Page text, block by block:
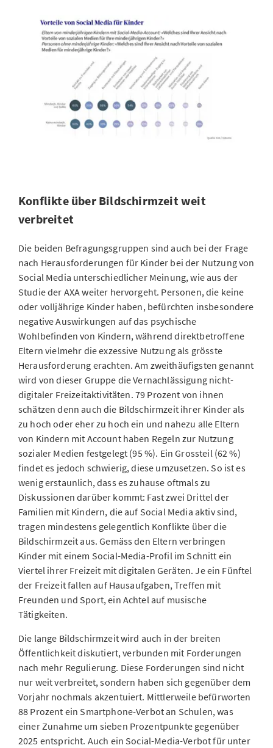
Konflikte über Bildschirmzeit weit
verbreitet
Die beiden Befragungsgruppen sind auch bei der Frage
nach Herausforderungen für Kinder bei der Nutzung von
Social Media unterschiedlicher Meinung, wie aus der
Studie der AXA weiter hervorgeht. Personen, die keine
oder volljährige Kinder haben, befürchten insbesondere
negative Auswirkungen auf das psychische
Wohlbefinden von Kindern, während direktbetroffene
Eltern vielmehr die exzessive Nutzung als grösste
Herausforderung erachten. Am zweithäufigsten genannt
wird von dieser Gruppe die Vernachlässigung nicht-
digitaler Freizeitaktivitäten. 79 Prozent von ihnen
schätzen denn auch die Bildschirmzeit ihrer Kinder als
zu hoch oder eher zu hoch ein und nahezu alle Eltern
von Kindern mit Account haben Regeln zur Nutzung
sozialer Medien festgelegt (95 %). Ein Grossteil (62 %)
findet es jedoch schwierig, diese umzusetzen. So ist es
wenig erstaunlich, dass es zuhause oftmals zu
Diskussionen darüber kommt: Fast zwei Drittel der
Familien mit Kindern, die auf Social Media aktiv sind,
tragen mindestens gelegentlich Konflikte über die
Bildschirmzeit aus. Gemäss den Eltern verbringen
Kinder mit einem Social-Media-Profil im Schnitt ein
Viertel ihrer Freizeit mit digitalen Geräten. Je ein Fünftel
der Freizeit fallen auf Hausaufgaben, Treffen mit
Freunden und Sport, ein Achtel auf musische
Tätigkeiten.
Die lange Bildschirmzeit wird auch in der breiten
Öffentlichkeit diskutiert, verbunden mit Forderungen
nach mehr Regulierung. Diese Forderungen sind nicht
nur weit verbreitet, sondern haben sich gegenüber dem
Vorjahr nochmals akzentuiert. Mittlerweile befürworten
88 Prozent ein Smartphone-Verbot an Schulen, was
einer Zunahme um sieben Prozentpunkte gegenüber
2025 entspricht. Auch ein Social-Media-Verbot für unter